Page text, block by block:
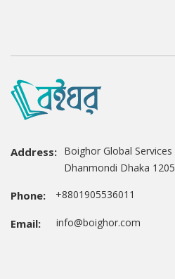
Address: Boighor Global
Dhanmondi Dhaka
Phone: +8801905536011
Email: info@boighor.com